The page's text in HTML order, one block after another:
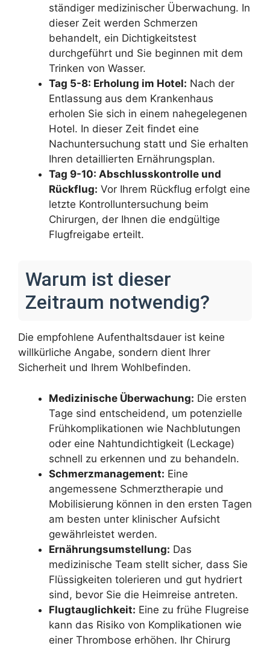
ständiger medizinischer Überwachung. In
dieser Zeit werden Schmerzen
behandelt, ein Dichtigkeitstest
durchgeführt und Sie beginnen mit dem
Trinken von Wasser.
Tag 5-8: Erholung im Hotel: Nach der
Entlassung aus dem Krankenhaus
erholen Sie sich in einem nahegelegenen
Hotel. In dieser Zeit findet eine
Nachuntersuchung statt und Sie erhalten
Ihren detaillierten Ernährungsplan.
Tag 9-10: Abschlusskontrolle und
Rückflug: Vor Ihrem Rückflug erfolgt eine
letzte Kontrolluntersuchung beim
Chirurgen, der Ihnen die endgültige
Flugfreigabe erteilt.
Warum ist dieser
Zeitraum notwendig?
Die empfohlene Aufenthaltsdauer ist keine
willkürliche Angabe, sondern dient Ihrer
Sicherheit und Ihrem Wohlbefinden.
Medizinische Überwachung: Die ersten
Tage sind entscheidend, um potenzielle
Frühkomplikationen wie Nachblutungen
oder eine Nahtundichtigkeit (Leckage)
schnell zu erkennen und zu behandeln.
Schmerzmanagement: Eine
angemessene Schmerztherapie und
Mobilisierung können in den ersten Tagen
am besten unter klinischer Aufsicht
gewährleistet werden.
Ernährungsumstellung: Das
medizinische Team stellt sicher, dass Sie
Flüssigkeiten tolerieren und gut hydriert
sind, bevor Sie die Heimreise antreten.
Flugtauglichkeit: Eine zu frühe Flugreise
kann das Risiko von Komplikationen wie
einer Thrombose erhöhen. Ihr Chirurg